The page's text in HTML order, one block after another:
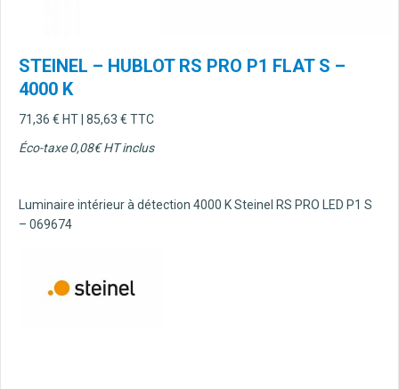
STEINEL – HUBLOT RS PRO P1 FLAT S –
4000 K
71,36 € HT | 85,63 € TTC
Éco-taxe 0,08€ HT inclus
Luminaire intérieur à détection 4000 K Steinel RS PRO LED P1 S
– 069674